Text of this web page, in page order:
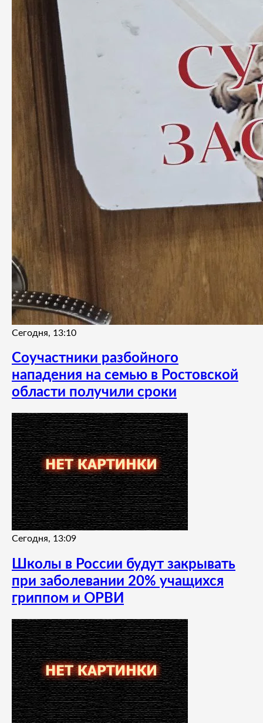
Сегодня, 13:10
Соучастники разбойного
нападения на семью в Ростовской
области получили сроки
Сегодня, 13:09
Школы в России будут закрывать
при заболевании 20% учащихся
гриппом и ОРВИ